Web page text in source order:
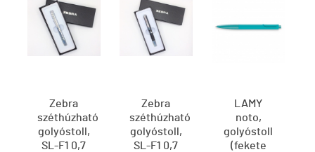
Zebra
széthúzható
golyóstoll,
SL-F1 0,7
Zebra
széthúzható
golyóstoll,
SL-F1 0,7
LAMY
noto,
golyóstoll
(fekete